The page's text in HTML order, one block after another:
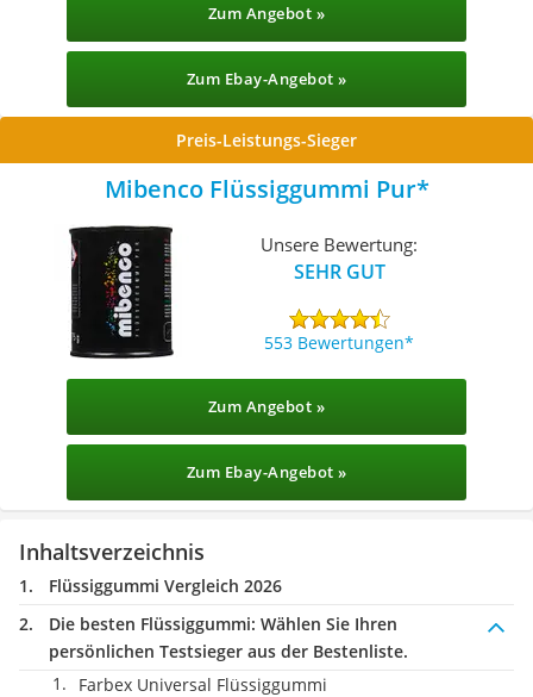
Zum Angebot »
Zum Ebay-Angebot »
Preis-Leistungs-Sieger
Mibenco Flüssiggummi Pur
Unsere Bewertung:
SEHR GUT
553 Bewertungen
Zum Angebot »
Zum Ebay-Angebot »
Inhaltsverzeichnis
Flüssiggummi Vergleich 2026
Die besten Flüssiggummi: Wählen Sie Ihren
persönlichen Testsieger aus der Bestenliste.
Farbex Universal Flüssiggummi